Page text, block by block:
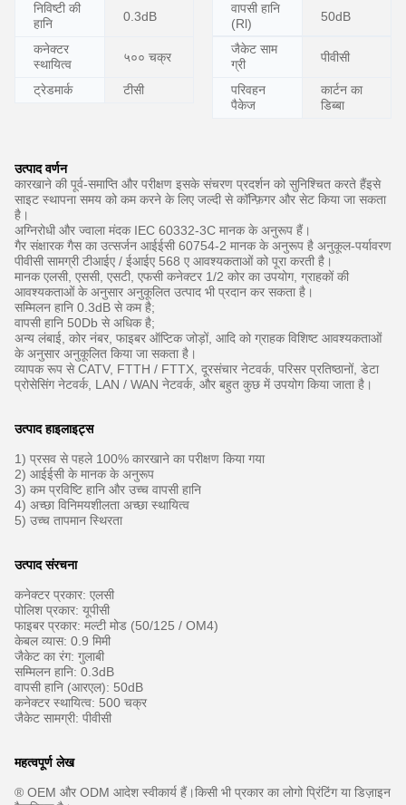
निविष्टी की
हानि
0.3dB
वापसी हानि
(Rl)
50dB
कनेक्टर
स्थायित्व
५०० चक्र
जैकेट साम
ग्री
पीवीसी
ट्रेडमार्क टीसी
परिवहन
पैकेज
कार्टन का
डिब्बा
उत्पाद वर्णन
कारखाने की पूर्व-समाप्ति और परीक्षण इसके संचरण प्रदर्शन को सुनिश्चित करते हैंइसे
साइट स्थापना समय को कम करने के लिए जल्दी से कॉन्फ़िगर और सेट किया जा सकता
है।
अग्निरोधी और ज्वाला मंदक IEC 60332-3C मानक के अनुरूप हैं।
गैर संक्षारक गैस का उत्सर्जन आईईसी 60754-2 मानक के अनुरूप है अनुकूल-पर्यावरण
पीवीसी सामग्री टीआईए / ईआईए 568 ए आवश्यकताओं को पूरा करती है।
मानक एलसी, एससी, एसटी, एफसी कनेक्टर 1/2 कोर का उपयोग, ग्राहकों की
आवश्यकताओं के अनुसार अनुकूलित उत्पाद भी प्रदान कर सकता है।
सम्मिलन हानि 0.3dB से कम है;
वापसी हानि 50Db से अधिक है;
अन्य लंबाई, कोर नंबर, फाइबर ऑप्टिक जोड़ों, आदि को ग्राहक विशिष्ट आवश्यकताओं
के अनुसार अनुकूलित किया जा सकता है।
व्यापक रूप से CATV, FTTH / FTTX, दूरसंचार नेटवर्क, परिसर प्रतिष्ठानों, डेटा
प्रोसेसिंग नेटवर्क, LAN / WAN नेटवर्क, और बहुत कुछ में उपयोग किया जाता है।
उत्पाद हाइलाइट्स
1) प्रसव से पहले 100% कारखाने का परीक्षण किया गया
2) आईईसी के मानक के अनुरूप
3) कम प्रविष्टि हानि और उच्च वापसी हानि
4) अच्छा विनिमयशीलता अच्छा स्थायित्व
5) उच्च तापमान स्थिरता
उत्पाद संरचना
कनेक्टर प्रकार: एलसी
पोलिश प्रकार: यूपीसी
फाइबर प्रकार: मल्टी मोड (50/125 / OM4)
केबल व्यास: 0.9 मिमी
जैकेट का रंग: गुलाबी
सम्मिलन हानि: 0.3dB
वापसी हानि (आरएल): 50dB
कनेक्टर स्थायित्व: 500 चक्र
जैकेट सामग्री: पीवीसी
महत्वपूर्ण लेख
® OEM और ODM आदेश स्वीकार्य हैं।किसी भी प्रकार का लोगो प्रिंटिंग या डिज़ाइन